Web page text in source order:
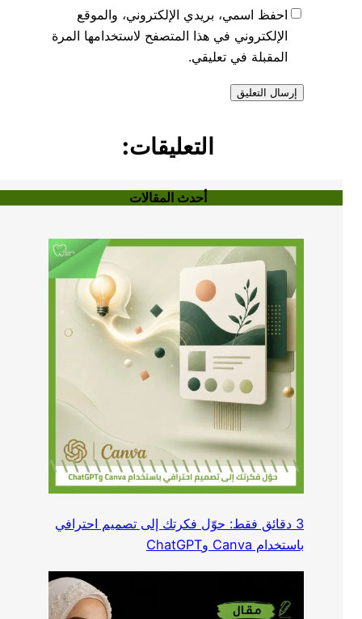
احفظ اسمي، بريدي الإلكتروني، والموقع
الإلكتروني في هذا المتصفح لاستخدامها المرة
المقبلة في تعليقي.
التعليقات:
أحدث المقالات
3 دقائق فقط: حوّل فكرتك إلى تصميم احترافي
باستخدام Canva وChatGPT